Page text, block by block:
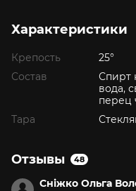
Характеристики
Крепость
25°
Состав
Спирт
вода,
перец
Тара
Отзывы 48
Сніжко Ольга